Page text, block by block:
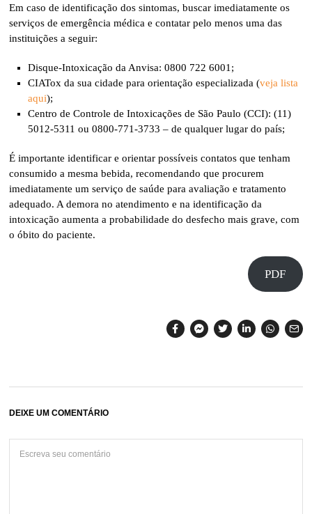
Em caso de identificação dos sintomas, buscar imediatamente os
serviços de emergência médica e contatar pelo menos uma das
instituições a seguir:
Disque-Intoxicação da Anvisa: 0800 722 6001;
CIATox da sua cidade para orientação especializada (veja lista
aqui);
Centro de Controle de Intoxicações de São Paulo (CCI): (11)
5012-5311 ou 0800-771-3733 – de qualquer lugar do país;
É importante identificar e orientar possíveis contatos que tenham
consumido a mesma bebida, recomendando que procurem
imediatamente um serviço de saúde para avaliação e tratamento
adequado. A demora no atendimento e na identificação da
intoxicação aumenta a probabilidade do desfecho mais grave, com
o óbito do paciente.
PDF
DEIXE UM COMENTÁRIO